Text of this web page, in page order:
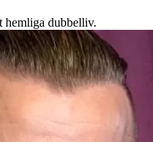
hemliga dubbelliv.